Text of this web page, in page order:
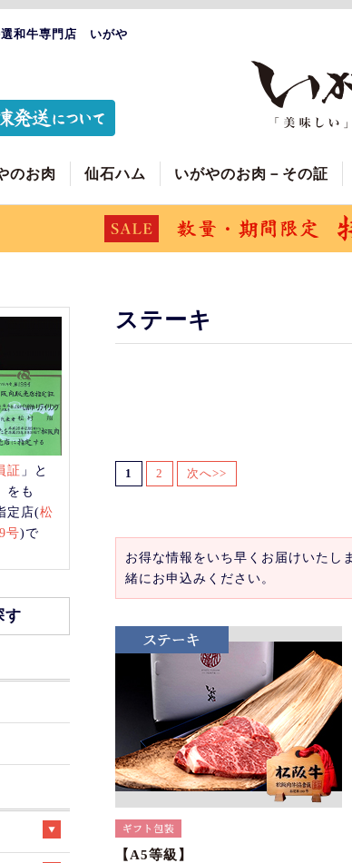
和牛専門店 いがや
のお肉 仙石ハム いがやのお肉－その証
ステーキ
1 2 次へ>>
お得な情報をいち早くお届けいたし
緒にお申込みください。
【A5等級】
証 」と
をも
定店(松
号)で
す